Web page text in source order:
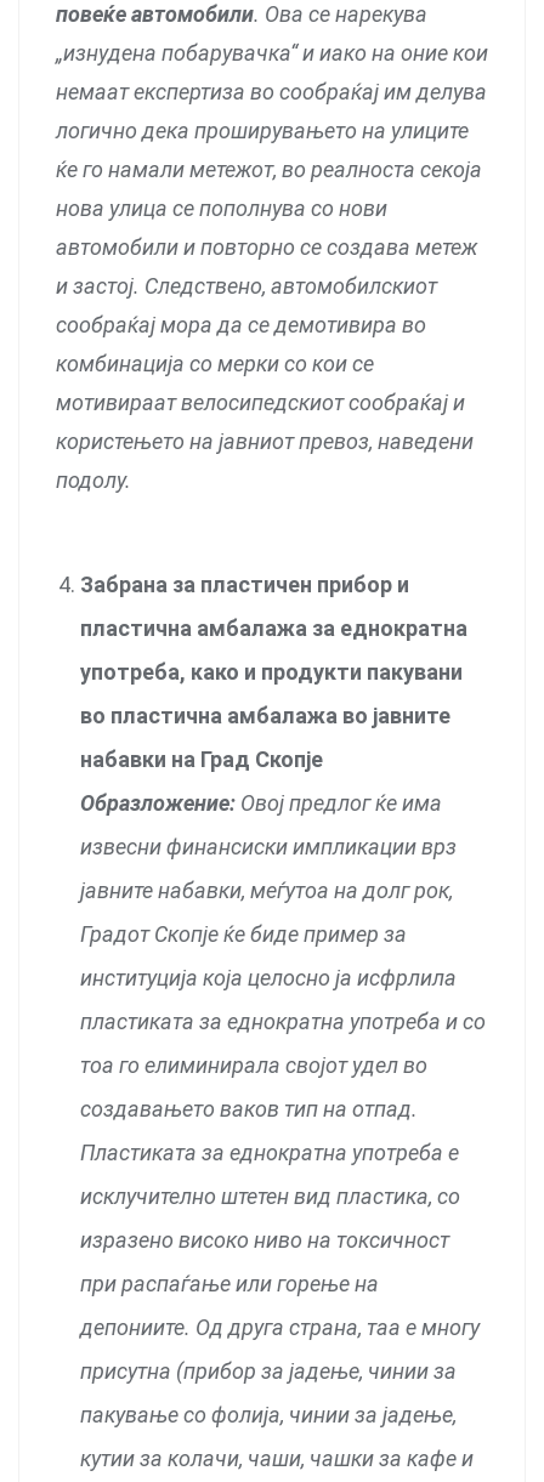
повеќе автомобили. Ова се нарекува
„изнудена побарувачка“ и иако на оние кои
немаат експертиза во сообраќај им делува
логично дека проширувањето на улиците
ќе го намали метежот, во реалноста секоја
нова улица се пополнува со нови
автомобили и повторно се создава метеж
и застој. Следствено, автомобилскиот
сообраќај мора да се демотивира во
комбинација со мерки со кои се
мотивираат велосипедскиот сообраќај и
користењето на јавниот превоз, наведени
подолу.
Забрана за пластичен прибор и
пластична амбалажа за еднократна
употреба, како и продукти пакувани
во пластична амбалажа во јавните
набавки на Град Скопје
Образложение: Овој предлог ќе има
извесни финансиски импликации врз
јавните набавки, меѓутоа на долг рок,
Градот Скопје ќе биде пример за
институција која целосно ја исфрлила
пластиката за еднократна употреба и со
тоа го елиминирала својот удел во
создавањето ваков тип на отпад.
Пластиката за еднократна употреба е
исклучително штетен вид пластика, со
изразено високо ниво на токсичност
при распаѓање или горење на
депониите. Од друга страна, таа е многу
присутна (прибор за јадење, чинии за
пакување со фолија, чинии за јадење,
кутии за колачи, чаши, чашки за кафе и